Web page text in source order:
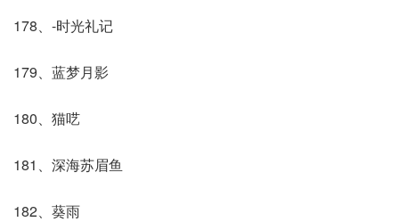
178、-时光礼记
179、蓝梦月影
180、猫呓
181、深海苏眉鱼
182、葵雨